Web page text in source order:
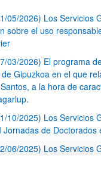
05/2026) Los Servicios
sobre el uso
03/2026) El programa
de Gipuzkoa en el que
a la hora de
10/2025) Los Servicios
Jornadas de
06/2025) Los Servicios